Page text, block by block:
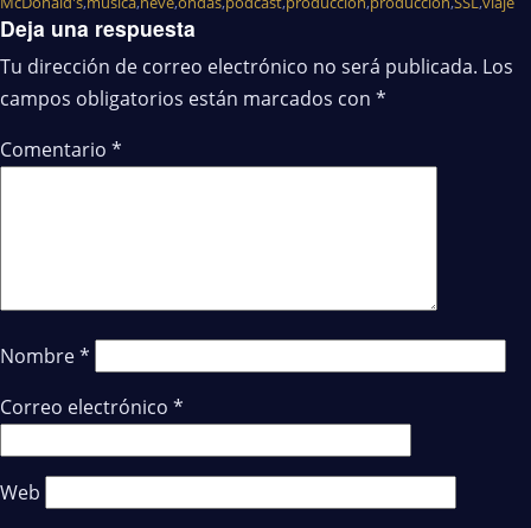
Deja una respuesta
Tu dirección de correo electrónico no será publicada. Los
campos obligatorios están marcados con *
Comentario *
Nombre*
Correo electrónico *
Web